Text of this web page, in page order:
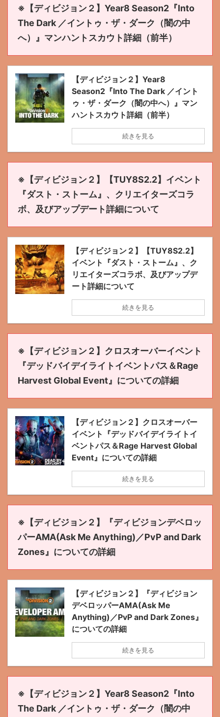
※【ディビジョン２】Year8 Season2『Into
The Dark ／イントゥ・ザ・ダーク（闇の中
へ）』マンハントスカウト詳細（前半）
【ディビジョン２】Year8
Season2『Into The Dark ／イント
ゥ・ザ・ダーク（闇の中へ）』マン
ハントスカウト詳細（前半）
続きを見る
※【ディビジョン２】【TUY8S2.2】イベント
『ダスト・ストーム』、クリエイターズコラ
ボ、及びアップデート詳細について
【ディビジョン２】【TUY8S2.2】
イベント『ダスト・ストーム』、ク
リエイターズコラボ、及びアップデ
ート詳細について
続きを見る
※【ディビジョン２】クロスオーバーイベント
『デッドバイデイライトイベントパス＆Rage
Harvest Global Event』についての詳細
【ディビジョン２】クロスオーバー
イベント『デッドバイデイライトイ
ベントパス＆Rage Harvest Global
Event』についての詳細
続きを見る
※【ディビジョン２】『ディビジョンデベロッ
パーAMA(Ask Me Anything)／PvP and Dark
Zones』についての詳細
【ディビジョン２】『ディビジョン
デベロッパーAMA(Ask Me
Anything)／PvP and Dark Zones』
についての詳細
続きを見る
※【ディビジョン２】Year8 Season2『Into
The Dark ／イントゥ・ザ・ダーク（闇の中